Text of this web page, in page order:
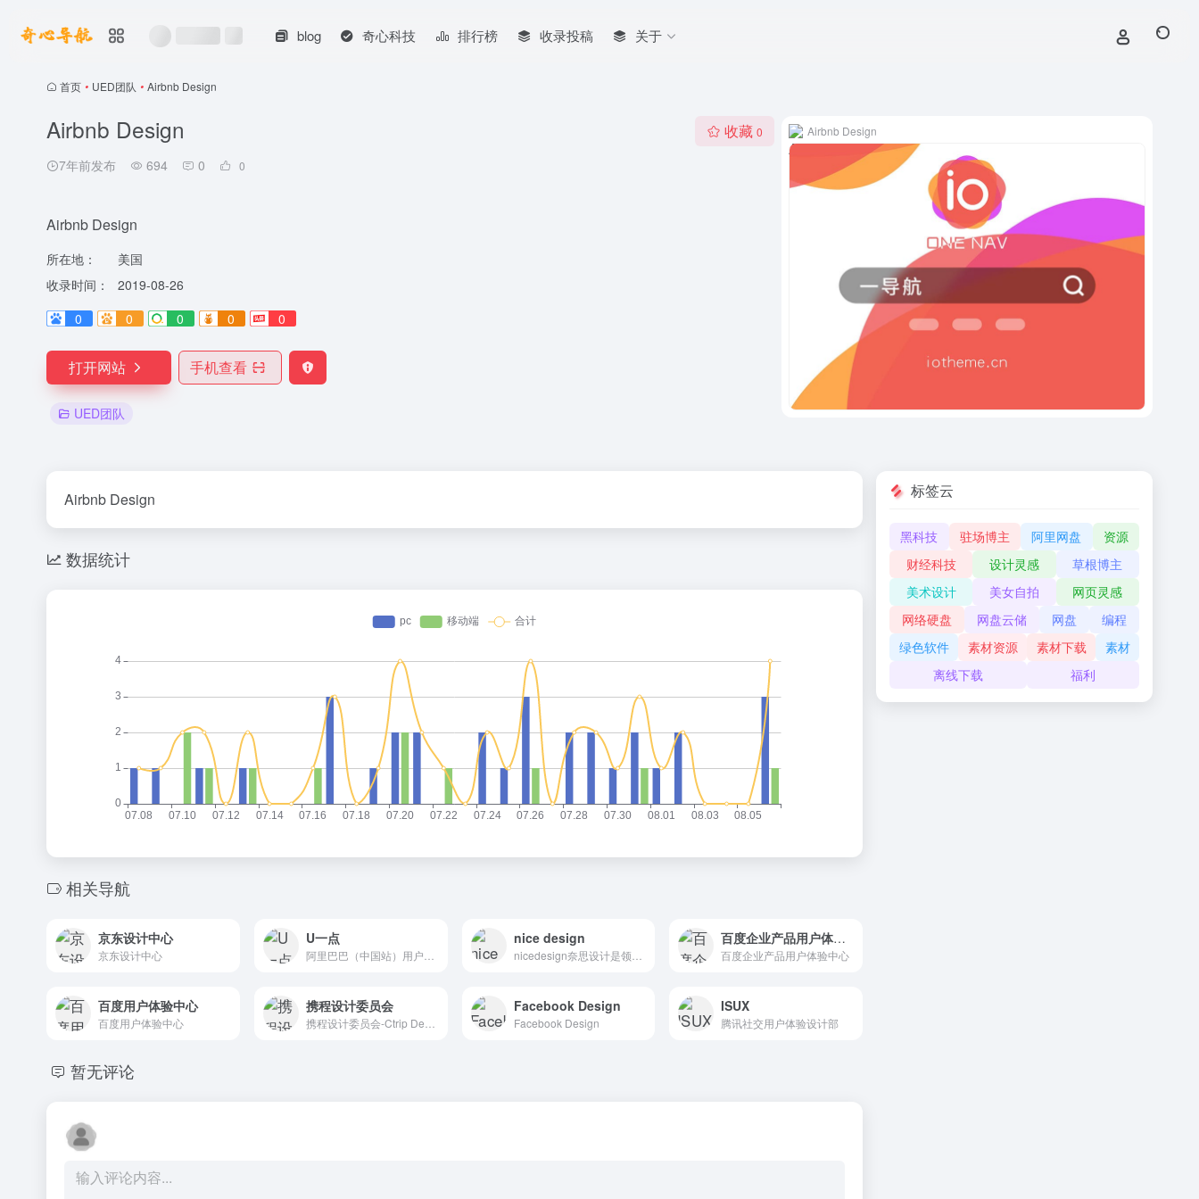
blog 奇心科技 排行榜 收录投稿 关于
首页 • UED团队 • Airbnb Design
Airbnb Design
7年前发布 694 0 0
收藏 0
Airbnb Design
所在地：
美国
收录时间：
2019-08-26
0
0 0 0 0
打开网站 手机查看
UED团队
Airbnb Design
Airbnb Design
数据统计
相关导航
京东设计中心
京东设计中心
U一点 nice design 百度企业产品用户体验中心
百度企业产品用户体验中心
百度用户体验中心
百度用户体验中心
携程设计委员会 Facebook Design
Facebook Design
ISUX
腾讯社交用户体验设计部
暂无评论
标签云
黑科技 驻场博主 阿里网盘
资源
财经科技
设计灵感
草根博主
美术设计
美女自拍
网页灵感
网络硬盘
网盘云储 网盘
编程
绿色软件
素材资源 素材下载
素材
离线下载
福利